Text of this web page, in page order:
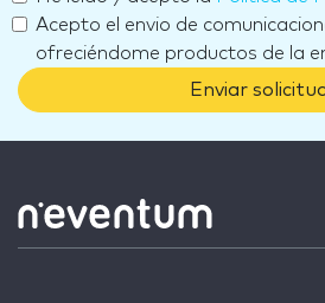
Acepto el envio de
ofreciéndome productos de la
Enviar